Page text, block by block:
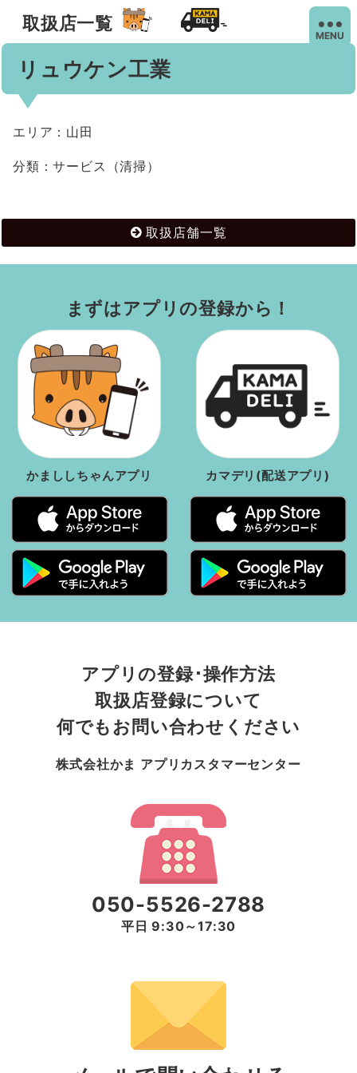
取扱店一覧
MENU
リュウケン工業
エリア：山田
分類：サービス（清掃）
取扱店舗一覧
まずはアプリの登録から！
かまししちゃんアプリ カマデリ(配送アプリ)
アプリの登録･操作方法
取扱店登録について
何でもお問い合わせください
株式会社かま アプリカスタマーセンター
050-5526-2788
平日 9:30～17:30